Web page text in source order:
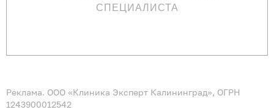
СПЕЦИАЛИСТА
Реклама. ООО «Клиника Эксперт Калининград», ОГРН
1243900012542